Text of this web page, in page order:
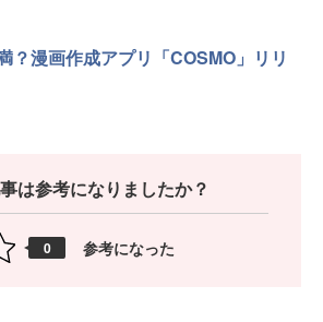
？漫画作成アプリ「COSMO」リリ
は参考になりましたか？
0 参考になった